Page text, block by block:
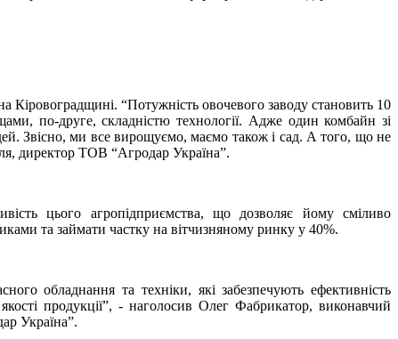
Кіровоградщині. “Потужність овочевого заводу становить 10
по-друге, складністю технології. Адже один комбайн зі
Звісно, ми все вирощуємо, маємо також і сад. А того, що не
директор ТОВ “Агродар Україна”.
цього агропідприємства, що дозволяє йому сміливо
та займати частку на вітчизняному ринку у 40%.
обладнання та техніки, які забезпечують ефективність
продукції”, - наголосив Олег Фабрикатор, виконавчий
Україна”.